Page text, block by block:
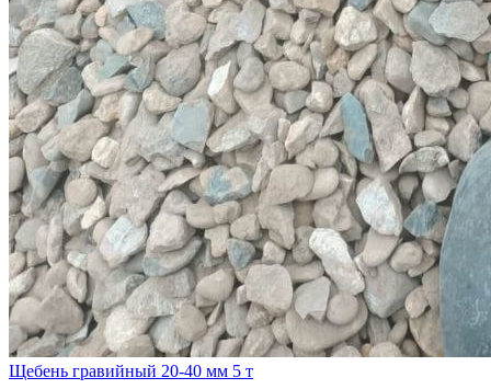
Щебень гравийный 20-40 мм 5 т